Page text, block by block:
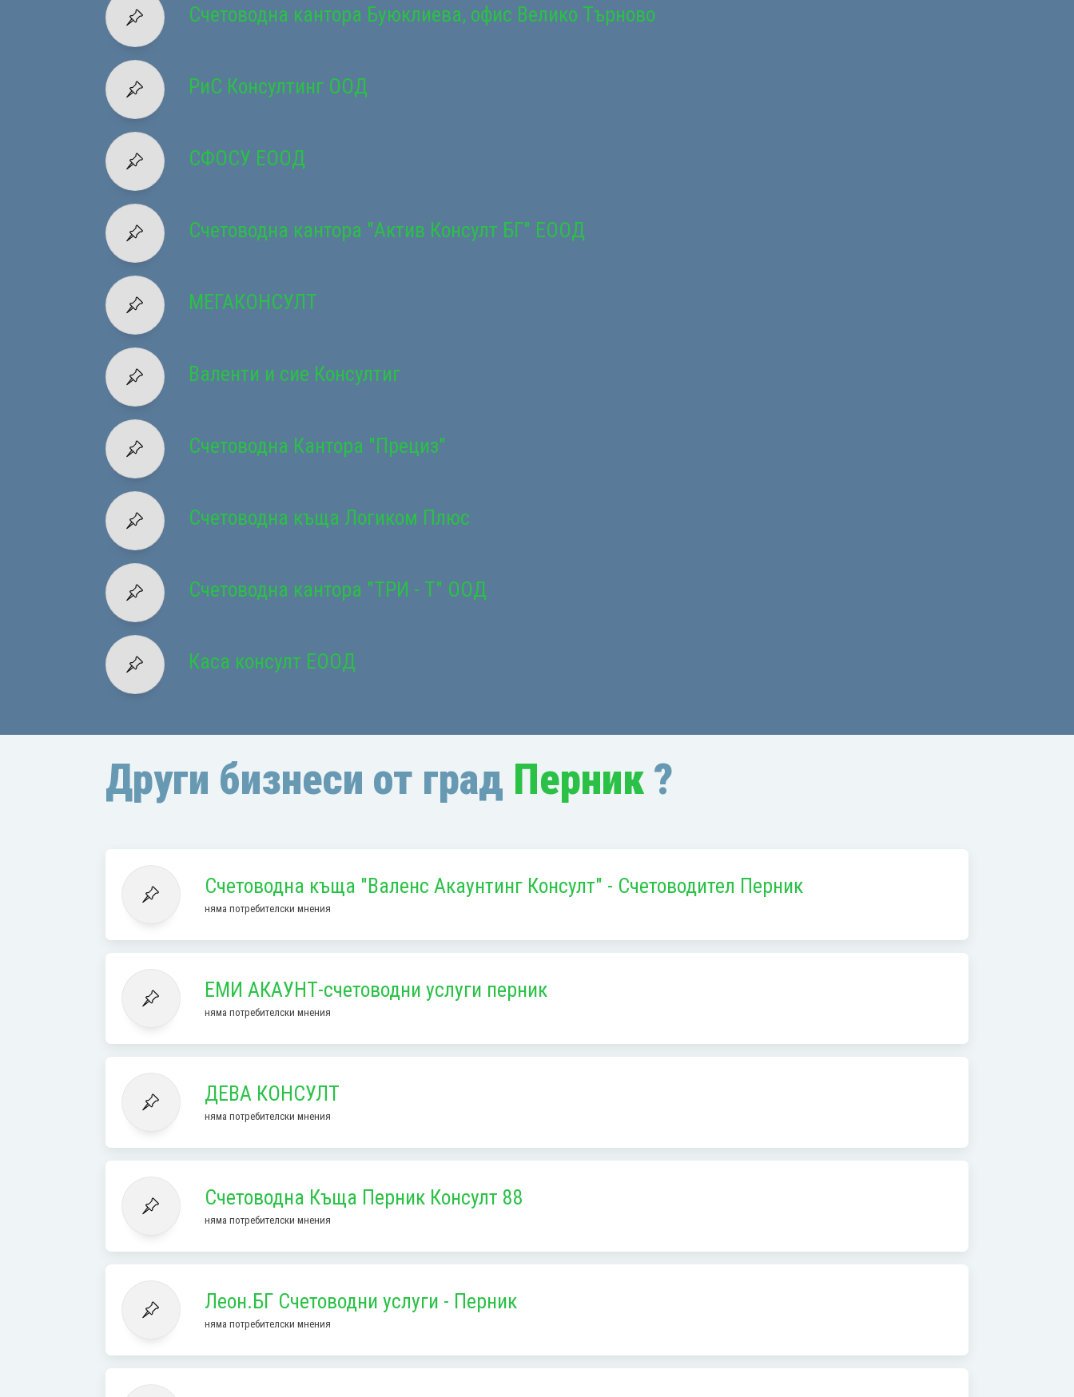
Счетоводна кантора Буюклиева, офис Велико Търново
РиС Консултинг ООД
СФОСУ ЕООД
Счетоводна кантора "Актив Консулт БГ" ЕООД
МЕГАКОНСУЛТ
Валенти и сие Консултиг
Счетоводна Кантора "Прециз"
Счетоводна къща Логиком Плюс
Счетоводна кантора "ТРИ - Т" ООД
Каса консулт ЕООД
Други бизнеси от град Перник ?
Счетоводна къща "Валенс Акаунтинг Консулт" - Счетоводител Перник
няма потребителски мнения
ЕМИ АКАУНТ-счетоводни услуги перник
няма потребителски мнения
ДЕВА КОНСУЛТ
няма потребителски мнения
Счетоводна Къща Перник Консулт 88
няма потребителски мнения
Леон.БГ Счетоводни услуги - Перник
няма потребителски мнения